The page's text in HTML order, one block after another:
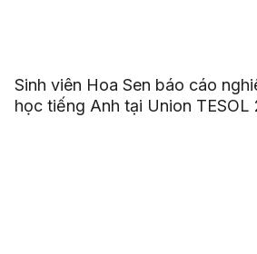
Sinh viên Hoa Sen báo cáo
học tiếng Anh tại Union